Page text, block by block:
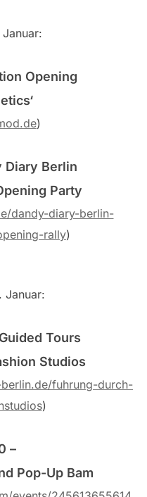
Opening
)
Diary Berlin
Party
dandy-diary-berlin-
rally)
Januar:
Tours
Studios
fuhrung-durch-
)
–
Pop-Up Bam